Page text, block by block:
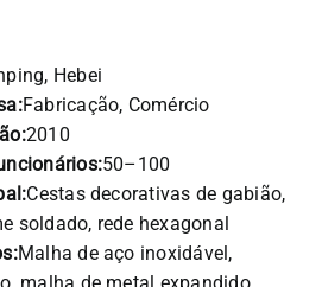
Hebei
Fabricação, Comércio
2010
50–100
Cestas decorativas de gabião,
soldado, rede hexagonal
Malha de aço inoxidável,
malha de metal expandido